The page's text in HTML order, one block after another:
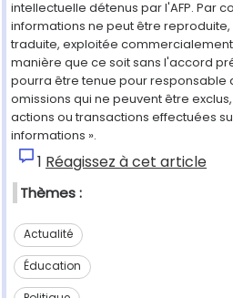
intellectuelle détenus par l'AFP. Par
informations ne peut être
traduite, exploitée
manière que ce soit sans l'accord
pourra être tenue pour responsable
omissions qui ne peuvent être
actions ou transactions effectuées
informations ».
1 Réagissez à cet article
Thèmes :
Actualité
Éducation